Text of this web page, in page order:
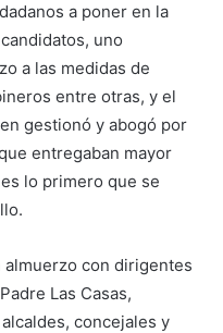
a poner en la
uno
a las medidas de
entre otras, y el
gestionó y abogó por
entregaban mayor
lo primero que se
almuerzo con dirigentes
Las Casas,
concejales y